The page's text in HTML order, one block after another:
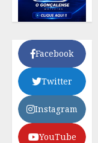
Facebook
Twitter
Instagram
YouTube